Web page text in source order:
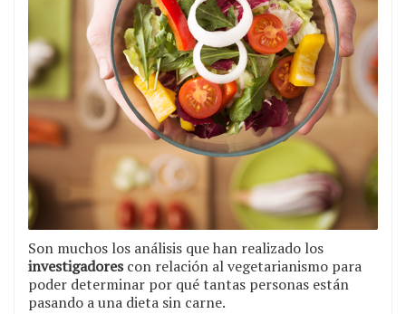
Son muchos los análisis que han realizado los
investigadorescon relación al vegetarianismo para
poder determinar por qué tantas personas están
pasando a una dieta sin carne.